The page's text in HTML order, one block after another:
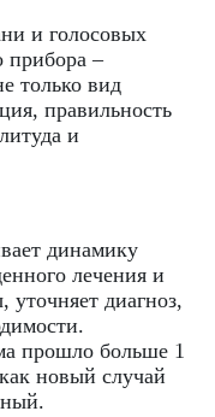
и голосовых
прибора –
только вид
правильность
и
динамику
лечения и
диагноз,
прошло больше 1
новый случай